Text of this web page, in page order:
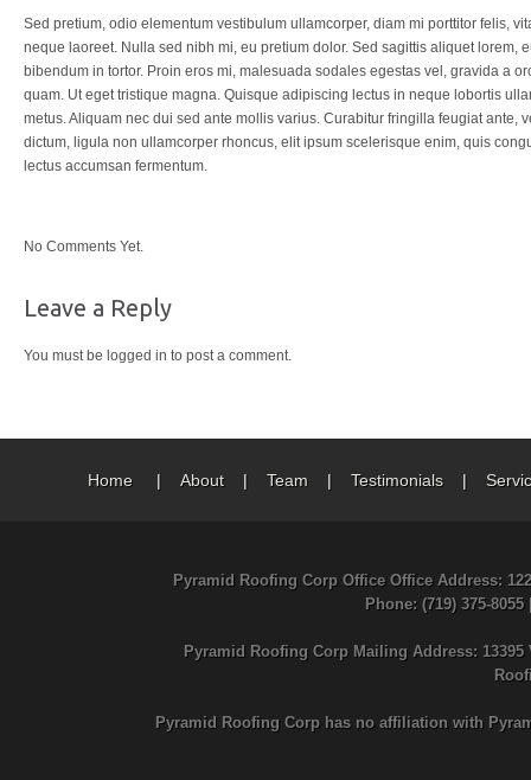
Sed pretium, odio elementum vestibulum ullamcorper, diam mi porttitor felis,
neque laoreet. Nulla sed nibh mi, eu pretium dolor. Sed sagittis aliquet
bibendum in tortor. Proin eros mi, malesuada sodales egestas vel, gravida a
quam. Ut eget tristique magna. Quisque adipiscing lectus in neque lobortis
metus. Aliquam nec dui sed ante mollis varius. Curabitur fringilla feugiat
dictum, ligula non ullamcorper rhoncus, elit ipsum scelerisque enim, quis
lectus accumsan fermentum.
No Comments Yet.
Leave a Reply
You must be logged in to post a comment.
Home| About| Team| Testimonials|
Pyramid Roofing Corp Office Office Address:
Phone: (719) 375-8055
Pyramid Roofing Corp Mailing Address: 13395
Pyramid Roofing Corp has no affiliation with